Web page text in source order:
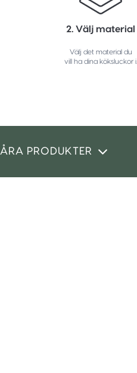
2. Välj material
Välj det material du
vill ha dina köksluckor i.
PRODUKTER